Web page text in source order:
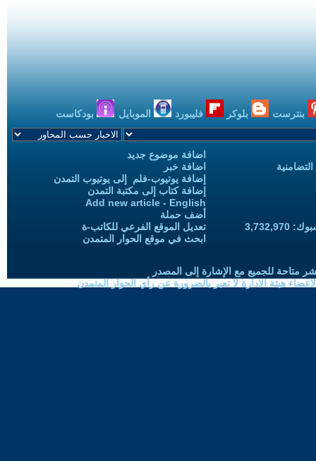
بنترست بلوكر فليبورد الموبايل بودكاست
اضافة موضوع جديد
اضافة خبر
إضافة يوتيوب-فلم إلى يوتيوب التمدن
إضافة كتاب إلى مكتبة التمدن
Add new article - English
أضف حملة
تعديل الموقع الفرعي للكاتب-ة
ابحث في موقع الحوار المتمدن
متاحة للجميع مع الإشارة إلى المصدر
هيئة الادارة لا تعبر بالضرورة عن رأي الحوار المتمدن